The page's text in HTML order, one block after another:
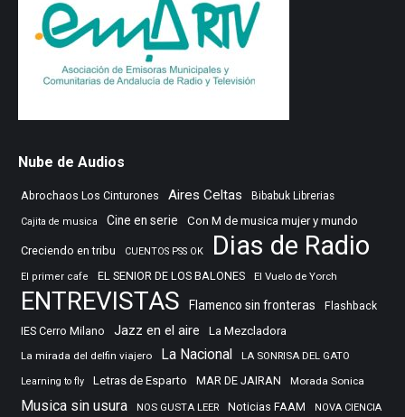
Nube de Audios
Abrochaos Los Cinturones Aires Celtas Bibabuk Librerias
Cajita de musica Cine en serie Con M de musica mujer y mundo
Creciendo en tribu CUENTOS PSS OK Dias de Radio
El primer cafe EL SENIOR DE LOS BALONES El Vuelo de Yorch
ENTREVISTAS Flamenco sin fronteras Flashback
IES Cerro Milano Jazz en el aire La Mezcladora
La mirada del delfin viajero La Nacional LA SONRISA DEL GATO
Learning to fly Letras de Esparto MAR DE JAIRAN Morada Sonica
Musica sin usura NOS GUSTA LEER Noticias FAAM NOVA CIENCIA